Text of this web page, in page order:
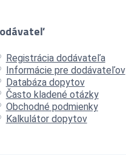
Registrácia dodávateľa
Informácie pre dodávateľov
Databáza dopytov
Často kladené otázky
Obchodné podmienky
Kalkulátor dopytov